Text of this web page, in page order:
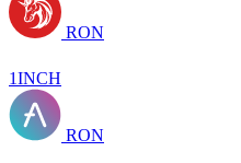
RON
1INCH
RON